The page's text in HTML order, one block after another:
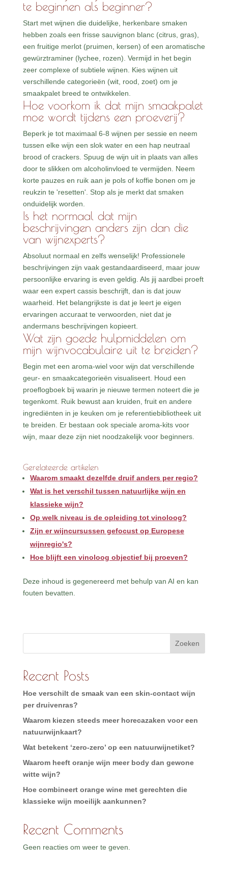
te beginnen als beginner?
Start met wijnen die duidelijke, herkenbare smaken
hebben zoals een frisse sauvignon blanc (citrus, gras),
een fruitige merlot (pruimen, kersen) of een aromatische
gewürztraminer (lychee, rozen). Vermijd in het begin
zeer complexe of subtiele wijnen. Kies wijnen uit
verschillende categorieën (wit, rood, zoet) om je
smaakpalet breed te ontwikkelen.
Hoe voorkom ik dat mijn smaakpalet
moe wordt tijdens een proeverij?
Beperk je tot maximaal 6-8 wijnen per sessie en neem
tussen elke wijn een slok water en een hap neutraal
brood of crackers. Spuug de wijn uit in plaats van alles
door te slikken om alcoholinvloed te vermijden. Neem
korte pauzes en ruik aan je pols of koffie bonen om je
reukzin te 'resetten'. Stop als je merkt dat smaken
onduidelijk worden.
Is het normaal dat mijn
beschrijvingen anders zijn dan die
van wijnexperts?
Absoluut normaal en zelfs wenselijk! Professionele
beschrijvingen zijn vaak gestandaardiseerd, maar jouw
persoonlijke ervaring is even geldig. Als jij aardbei proeft
waar een expert cassis beschrijft, dan is dat jouw
waarheid. Het belangrijkste is dat je leert je eigen
ervaringen accuraat te verwoorden, niet dat je
andermans beschrijvingen kopieert.
Wat zijn goede hulpmiddelen om
mijn wijnvocabulaire uit te breiden?
Begin met een aroma-wiel voor wijn dat verschillende
geur- en smaakcategorieën visualiseert. Houd een
proeflogboek bij waarin je nieuwe termen noteert die je
tegenkomt. Ruik bewust aan kruiden, fruit en andere
ingrediënten in je keuken om je referentiebibliotheek uit
te breiden. Er bestaan ook speciale aroma-kits voor
wijn, maar deze zijn niet noodzakelijk voor beginners.
Gerelateerde artikelen
Waarom smaakt dezelfde druif anders per regio?
Wat is het verschil tussen natuurlijke wijn en
klassieke wijn?
Op welk niveau is de opleiding tot vinoloog?
Zijn er wijncursussen gefocust op Europese
wijnregio's?
Hoe blijft een vinoloog objectief bij proeven?
Deze inhoud is gegenereerd met behulp van AI en kan
fouten bevatten.
Zoeken
Recent Posts
Hoe verschilt de smaak van een skin-contact wijn
per druivenras?
Waarom kiezen steeds meer horecazaken voor een
natuurwijnkaart?
Wat betekent ‘zero-zero’ op een natuurwijnetiket?
Waarom heeft oranje wijn meer body dan gewone
witte wijn?
Hoe combineert orange wine met gerechten die
klassieke wijn moeilijk aankunnen?
Recent Comments
Geen reacties om weer te geven.